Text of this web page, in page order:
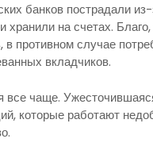
банков пострадали
на счетах.
в противном случае
вкладчиков.
чаще.
которые работают